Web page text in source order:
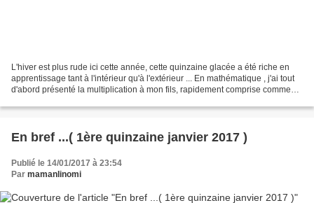
L'hiver est plus rude ici cette année, cette quinzaine glacée a été riche en
apprentissage tant à l'intérieur qu'à l'extérieur ... En mathématique , j'ai tout
d'abord présenté la multiplication à mon fils, rapidement comprise comme
En bref ...( 1ère quinzaine janvier 2017 )
Publié le 14/01/2017 à 23:54
Par mamanlinomi